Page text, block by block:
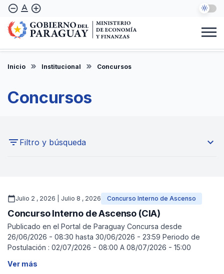
Pasar
contenido
principal
remove_circle_outline text_format add_circle_outline
Inicio Institucional Concursos
Concursos
Filtro y búsqueda expand_more
Buscar aquí
calendar_todayJulio 2 , 2026 | Julio 8 , 2026 Concurso Interno de Ascenso
Concurso Interno de Ascenso (CIA)
Publicado en el Portal de Paraguay Concursa desde
26/06/2026 - 08:30 hasta 30/06/2026 - 23:59 Periodo de
Postulación : 02/07/2026 - 08:00 A 08/07/2026 - 15:00
Ver más